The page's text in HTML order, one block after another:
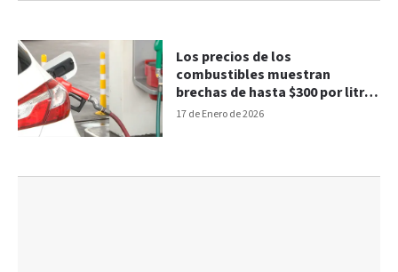
17 de Enero de 2026
Los precios de los
combustibles muestran
brechas de hasta $300 por litro
en el país